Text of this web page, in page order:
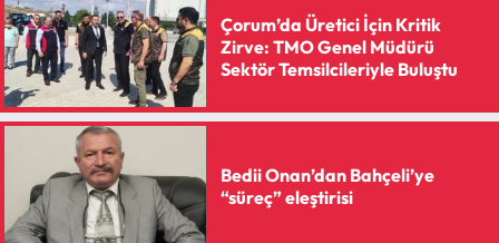
Çorum’da Üretici İçin Kritik
Zirve: TMO Genel Müdürü
Sektör Temsilcileriyle Buluştu
Bedii Onan’dan Bahçeli’ye
“süreç” eleştirisi